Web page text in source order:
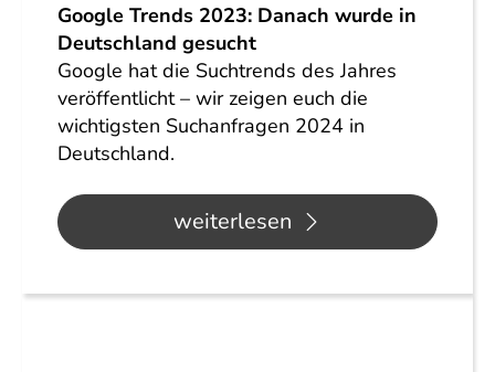
Google Trends 2023: Danach wurde in
Deutschland gesucht
Google hat die Suchtrends des Jahres
veröffentlicht – wir zeigen euch die
wichtigsten Suchanfragen 2024 in
Deutschland.
weiterlesen